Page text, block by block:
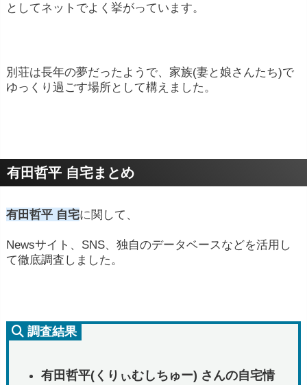
としてネットでよく挙がっています。
別荘は長年の夢だったようで、家族(妻と娘さんたち)で
ゆっくり過ごす場所として構えました。
有田哲平 自宅まとめ
有田哲平 自宅に関して、
Newsサイト、SNS、独自のデータベースなどを活用し
て徹底調査しました。
調査結果
有田哲平(くりぃむしちゅー) さんの自宅情